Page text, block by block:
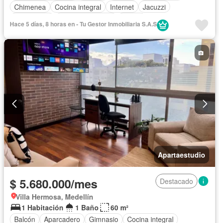
Chimenea
Cocina integral Internet
Jacuzzi
Hace 5 días, 8 horas en - Tu Gestor Inmobiliaria S.A.S
Apartaestudio
$ 5.680.000/mes
Destacado
Villa Hermosa, Medellín
1 Habitación
1 Baño
60 m²
Balcón
Aparcadero Gimnasio Cocina integral